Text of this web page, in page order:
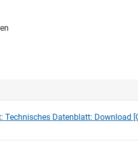
Technisches Datenblatt: Download